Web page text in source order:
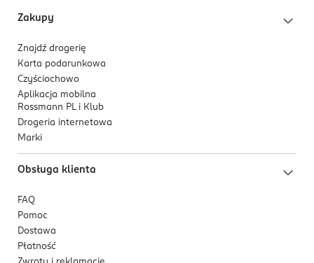
** Badanie kliniczne, 34 badanych, 56 dni.
Zakupy
Znajdź drogerię
Karta podarunkowa
Czyściochowo
Aplikacja mobilna
Rossmann PL i Klub
Drogeria internetowa
Marki
Obsługa klienta
FAQ
Pomoc
Dostawa
Płatność